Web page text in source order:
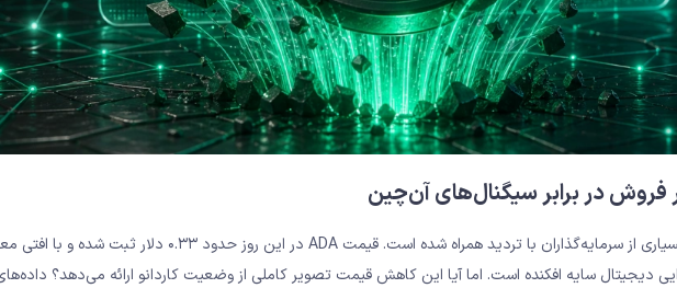
فروش در برابر سیگنال‌های آن‌چین
دیجیتال سایه افکنده است. اما آیا این کاهش قیمت تصویر کاملی از وضعیت کاردانو ارائه می‌دهد؟